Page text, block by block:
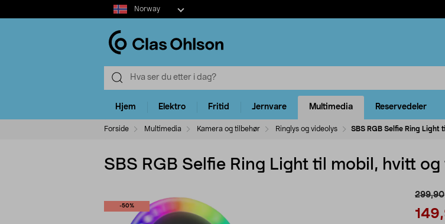
Select
market
Norway
Hjem Elektro Fritid Jernvare Multimedia Reservedeler
Forside Multimedia Kamera og tilbehør Ringlys og videolys SBS RGB Selfie Ring
SBS RGB Selfie Ring Light til mobil, hvitt
-50%
299,90